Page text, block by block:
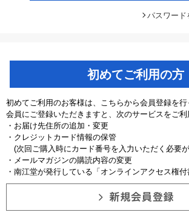
パスワード
初めてご利用の方
初めてご利用のお客様は、こちらから会員登録を行
会員にご登録いただきますと、次のサービスをご利
・お届け先住所の追加・変更
・クレジットカード情報の保管
(次回ご購入時にカード番号を入力いただく必要
・メールマガジンの購読内容の変更
・南江堂が発行している「オンラインアクセス権